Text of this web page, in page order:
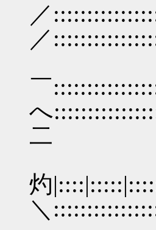
／
／
/::::/ ::
￣
へ
二
灼
＼